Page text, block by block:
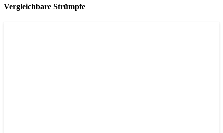
Vergleichbare Strümpfe